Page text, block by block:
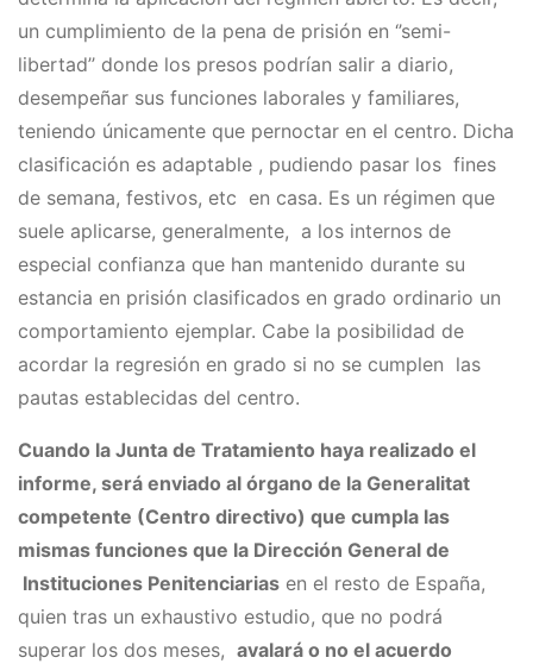
un cumplimiento de la pena de prisión en ‘’semi-
libertad’’ donde los presos podrían salir a diario,
desempeñar sus funciones laborales y familiares,
teniendo únicamente que pernoctar en el centro. Dicha
clasificación es adaptable , pudiendo pasar los fines
de semana, festivos, etc en casa. Es un régimen que
suele aplicarse, generalmente, a los internos de
especial confianza que han mantenido durante su
estancia en prisión clasificados en grado ordinario un
comportamiento ejemplar. Cabe la posibilidad de
acordar la regresión en grado si no se cumplen las
pautas establecidas del centro.
Cuando la Junta de Tratamiento haya realizado el
informe, será enviado al órgano de la Generalitat
competente (Centro directivo) que cumpla las
mismas funciones que la Dirección General de
Instituciones Penitenciarias en el resto de España,
quien tras un exhaustivo estudio, que no podrá
superar los dos meses, avalará o no el acuerdo